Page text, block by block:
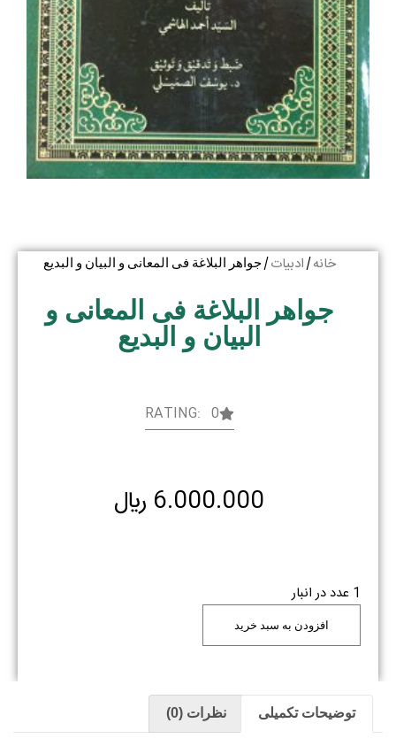
خانه/ ادبیات/ جواهر البلاغة فی المعانی و البیان و البدیع
جواهر البلاغة فی المعانی و
البیان و البدیع
RATING: 0
6.000.000 ﷼
1 عدد در انبار
افزودن به سبد خرید
توضیحات تکمیلی نظرات (0)